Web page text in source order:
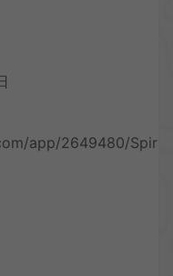
app/2649480/